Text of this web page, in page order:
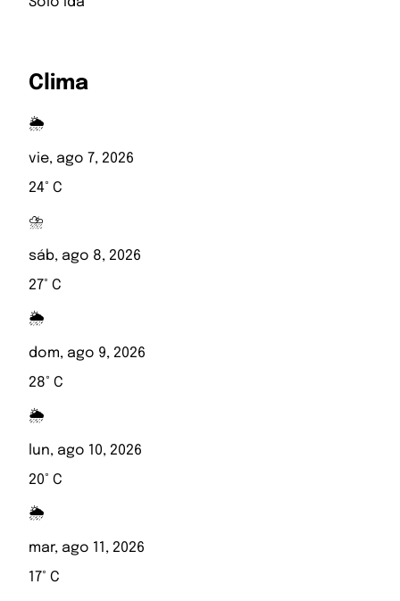
Clima
🌦️
vie, ago 7, 2026
24° C
⛈️
sáb, ago 8, 2026
27° C
🌦️
dom, ago 9, 2026
28° C
🌦️
lun, ago 10, 2026
20° C
🌦️
mar, ago 11, 2026
17° C